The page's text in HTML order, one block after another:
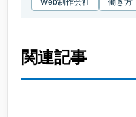
Web制作会社 働き方
関連記事